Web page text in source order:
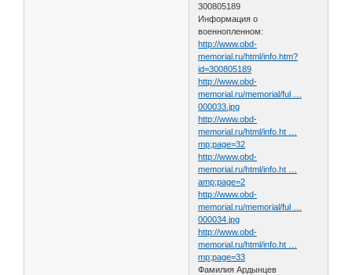
300805189
Информация о
военнопленном:
http://www.obd-
memorial.ru/html/info.htm?
id=300805189
http://www.obd-
memorial.ru/memorial/ful …
000033.jpg
http://www.obd-
memorial.ru/html/info.ht …
mp;page=32
http://www.obd-
memorial.ru/html/info.ht …
amp;page=2
http://www.obd-
memorial.ru/memorial/ful …
000034.jpg
http://www.obd-
memorial.ru/html/info.ht …
mp;page=33
Фамилия Ардынцев